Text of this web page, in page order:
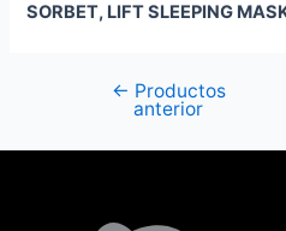
SORBET, LIFT SLEEPING
← Productos
anterior